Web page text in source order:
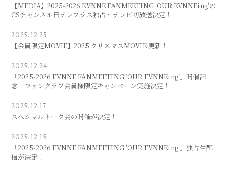
【MEDIA】2025-2026 EVNNE FANMEETING 'OUR EVNNEing'の
CSチャンネル日テレプラス独占・テレビ初放送決定！
2025.12.25
【会員限定MOVIE】2025 クリスマスMOVIE 更新！
2025.12.24
「2025-2026 EVNNE FANMEETING ‘OUR EVNNEing’」開催記
念！ファンクラブ会員様限定キャンペーン実施決定！
2025.12.17
スペシャルトーク会の開催が決定！
2025.12.15
「2025-2026 EVNNE FANMEETING 'OUR EVNNEing'」独占生配
信が決定！